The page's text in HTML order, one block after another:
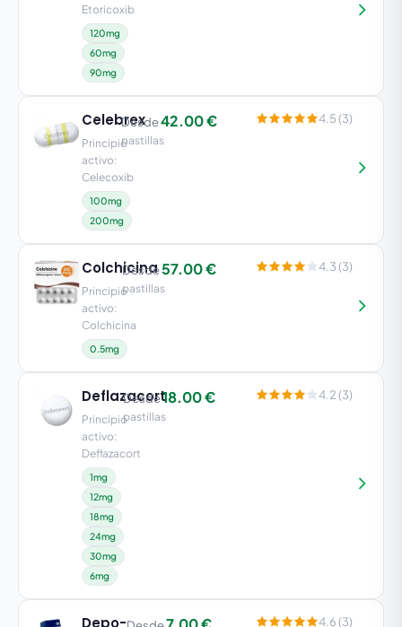
Deflazacort
Principio
activo:
Deflazacort
1mg
12mg
18mg
24mg
30mg
6mg
Desde18.00 €
pastillas
4.2 (3)
Depo-
4.6 (3)
Etoricoxib
120mg
60mg
90mg
Celebrex
Principio
activo:
Celecoxib
100mg
200mg
Desde42.00 €
pastillas
4.5 (3)
Colchicina
Principio
activo:
Colchicina
0.5mg
Desde57.00 €
pastillas
4.3 (3)